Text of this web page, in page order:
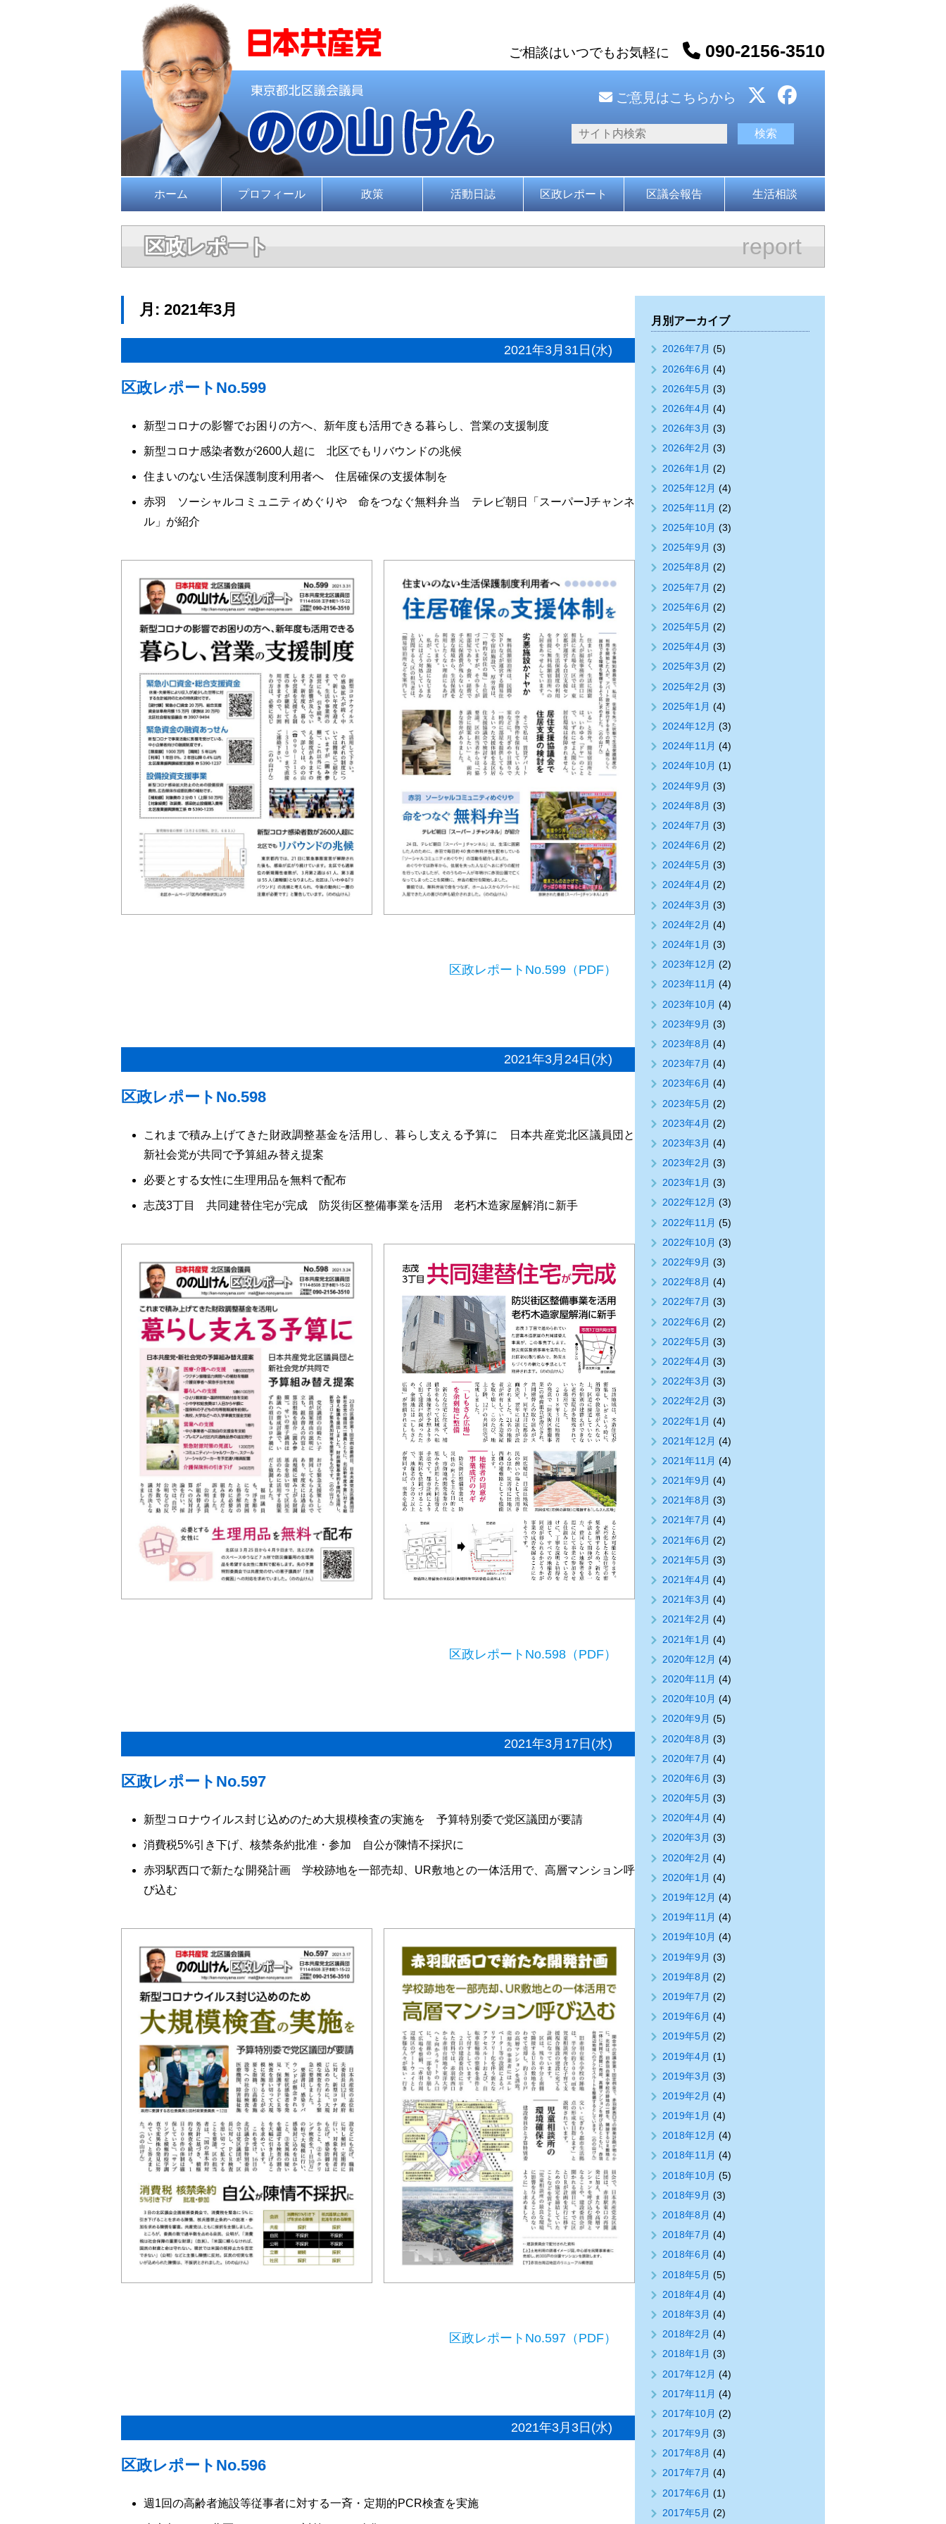
ご相談はいつでもお気軽に 090-2156-3510
ご意見はこちらから
ホーム プロフィール 政策 活動日誌 区政レポート 区議会報告 生活相談
区政レポート report
月:2021年3月
2021年3月31日(水)
区政レポートNo.599
新型コロナの影響でお困りの方へ、新年度も活用できる暮らし、営業の支援制度
新型コロナ感染者数が2600人超に 北区でもリバウンドの兆候
住まいのない生活保護制度利用者へ 住居確保の支援体制を
赤羽 ソーシャルコミュニティめぐりや 命をつなぐ無料弁当 テレビ朝日「スーパーJチャンネ
ル」が紹介
区政レポートNo.599（PDF）
2021年3月24日(水)
区政レポートNo.598
これまで積み上げてきた財政調整基金を活用し、暮らし支える予算に 日本共産党北区議員団と
新社会党が共同で予算組み替え提案
必要とする女性に生理用品を無料で配布
志茂3丁目 共同建替住宅が完成 防災街区整備事業を活用 老朽木造家屋解消に新手
区政レポートNo.598（PDF）
2021年3月17日(水)
区政レポートNo.597
新型コロナウイルス封じ込めのため大規模検査の実施を 予算特別委で党区議団が要請
消費税5%引き下げ、核禁条約批准・参加 自公が陳情不採択に
赤羽駅西口で新たな開発計画 学校跡地を一部売却、UR敷地との一体活用で、高層マンション呼
び込む
区政レポートNo.597（PDF）
2021年3月3日(水)
区政レポートNo.596
週1回の高齢者施設等従事者に対する一斉・定期的PCR検査を実施
月別アーカイブ
2026年7月 (5)
2026年6月 (4)
2026年5月 (3)
2026年4月 (4)
2026年3月 (3)
2026年2月 (3)
2026年1月 (2)
2025年12月 (4)
2025年11月 (2)
2025年10月 (3)
2025年9月 (3)
2025年8月 (2)
2025年7月 (2)
2025年6月 (2)
2025年5月 (2)
2025年4月 (3)
2025年3月 (2)
2025年2月 (3)
2025年1月 (4)
2024年12月 (3)
2024年11月 (4)
2024年10月 (1)
2024年9月 (3)
2024年8月 (3)
2024年7月 (3)
2024年6月 (2)
2024年5月 (3)
2024年4月 (2)
2024年3月 (3)
2024年2月 (4)
2024年1月 (3)
2023年12月 (2)
2023年11月 (4)
2023年10月 (4)
2023年9月 (3)
2023年8月 (4)
2023年7月 (4)
2023年6月 (4)
2023年5月 (2)
2023年4月 (2)
2023年3月 (4)
2023年2月 (3)
2023年1月 (3)
2022年12月 (3)
2022年11月 (5)
2022年10月 (3)
2022年9月 (3)
2022年8月 (4)
2022年7月 (3)
2022年6月 (2)
2022年5月 (3)
2022年4月 (3)
2022年3月 (3)
2022年2月 (3)
2022年1月 (4)
2021年12月 (4)
2021年11月 (4)
2021年9月 (4)
2021年8月 (3)
2021年7月 (4)
2021年6月 (2)
2021年5月 (3)
2021年4月 (4)
2021年3月 (4)
2021年2月 (4)
2021年1月 (4)
2020年12月 (4)
2020年11月 (4)
2020年10月 (4)
2020年9月 (5)
2020年8月 (3)
2020年7月 (4)
2020年6月 (3)
2020年5月 (3)
2020年4月 (4)
2020年3月 (3)
2020年2月 (4)
2020年1月 (4)
2019年12月 (4)
2019年11月 (4)
2019年10月 (4)
2019年9月 (3)
2019年8月 (2)
2019年7月 (2)
2019年6月 (4)
2019年5月 (2)
2019年4月 (1)
2019年3月 (3)
2019年2月 (4)
2019年1月 (4)
2018年12月 (4)
2018年11月 (4)
2018年10月 (5)
2018年9月 (3)
2018年8月 (4)
2018年7月 (4)
2018年6月 (4)
2018年5月 (5)
2018年4月 (4)
2018年3月 (4)
2018年2月 (4)
2018年1月 (3)
2017年12月 (4)
2017年11月 (4)
2017年10月 (2)
2017年9月 (3)
2017年8月 (4)
2017年7月 (4)
2017年6月 (1)
2017年5月 (2)